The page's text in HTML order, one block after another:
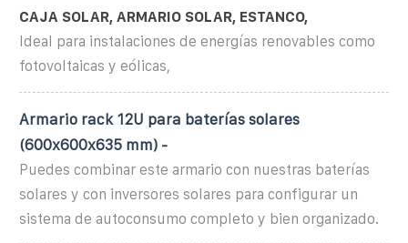
CAJA SOLAR, ARMARIO SOLAR, ESTANCO,
Ideal para instalaciones de energías renovables como
fotovoltaicas y eólicas,
Armario rack 12U para baterías solares
(600x600x635 mm) -
Puedes combinar este armario con nuestras baterías
solares y con inversores solares para configurar un
sistema de autoconsumo completo y bien organizado.